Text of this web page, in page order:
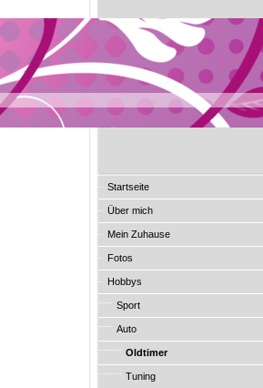
Startseite
Über mich
Mein Zuhause
Fotos
Hobbys
Sport
Auto
Oldtimer
Tuning